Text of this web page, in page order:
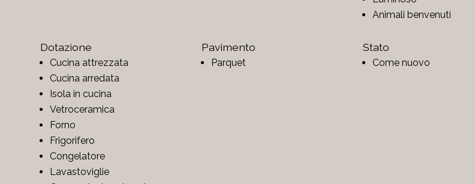
Animali benvenuti
Dotazione
Cucina attrezzata
Cucina arredata
Isola in cucina
Vetroceramica
Forno
Frigorifero
Congelatore
Lavastoviglie
Pavimento
Parquet
Stato
Come nuovo